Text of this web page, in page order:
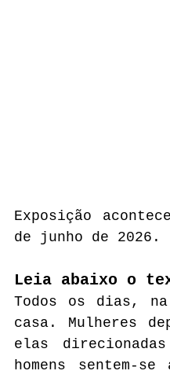
Exposição
de junho de 2026.
Leia abaixo o
Todos os dias,
casa. Mulheres
elas
homens sentem-